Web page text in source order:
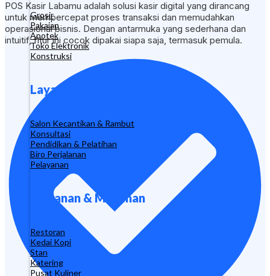
Grosir
Pakaian
Apotek
Toko Elektronik
Konstruksi
Layanan
Salon Kecantikan & Rambut
Konsultasi
Pendidikan & Pelatihan
Biro Perjalanan
Pelayanan
Makanan & Minuman
Restoran
Kedai Kopi
Stan
Katering
Pusat Kuliner
POS Kasir Labamu adalah solusi kasir digital yang dirancang
untuk mempercepat proses transaksi dan memudahkan
operasional bisnis. Dengan antarmuka yang sederhana dan
intuitif, fitur ini cocok dipakai siapa saja, termasuk pemula.